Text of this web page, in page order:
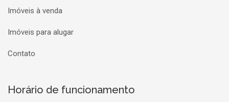
Imóveis à venda
Imóveis para alugar
Contato
Horário de funcionamento